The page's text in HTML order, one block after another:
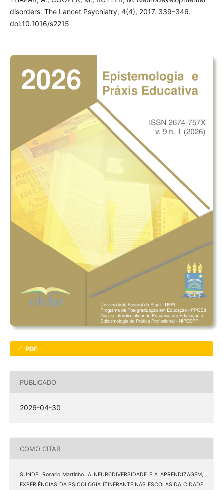
disorders. The Lancet Psychiatry, 4(4), 2017. 339–346.
doi:10.1016/s2215
PDF
PUBLICADO
2026-04-30
COMO CITAR
SUNDE, Rosario Martinho. A NEURODIVERSIDADE E A APRENDIZAGEM,
EXPERIÊNCIAS DA PSICOLOGIA ITINERANTE NAS ESCOLAS DA CIDADE